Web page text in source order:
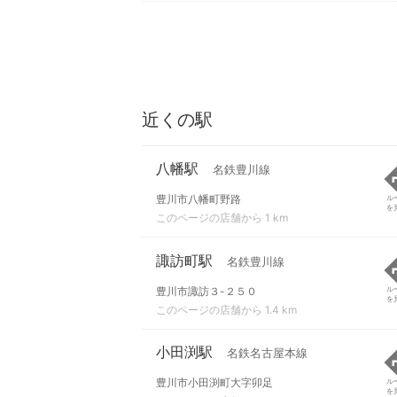
近くの駅
八幡駅 名鉄豊川線
豊川市八幡町野路
このページの店舗から 1 km
ル
を
諏訪町駅 名鉄豊川線
豊川市諏訪３-２５０
このページの店舗から 1.4 km
ル
を
小田渕駅 名鉄名古屋本線
豊川市小田渕町大字卯足
ル
を